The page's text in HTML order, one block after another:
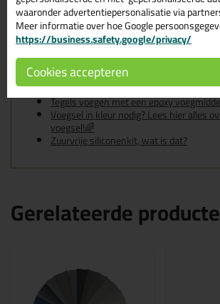
Tips & tricks voor Mapei
310ml
In de volgende blogs wordt dit product gebruikt:
Tegels kitten? Zo doe je dat!
Tegels voegen met cementgebonden
Tegels voegen met een epoxy
Voegsel in kleur nodig? Lees hier alles
voegsel!🌈
Zuurvrije siliconenkit, wat is dat?
Gerelateerde
waaronder advertentiepersonalisatie via
Meer informatie over hoe Google
https://business.safety.google/privacy/
Cookies accepteren